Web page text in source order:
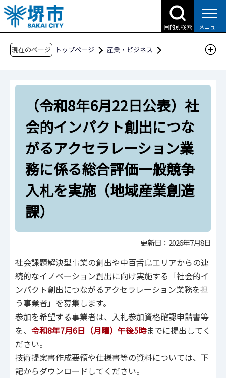
こ
の
ペ
目的別検索 メニュー
現在のページ トップページ
産業・ビジネス
社会課題解決型イノベーション創出事業
（令和8年6⽉22⽇公表）社会的インパクト創出
につながるアクセラレーション業務に係る総合
評価⼀般競争⼊札を実施（地域産業創造課）
（令和8年6⽉22⽇公表）社
会的インパクト創出につな
がるアクセラレーション業
務に係る総合評価⼀般競争
⼊札を実施（地域産業創造
課）
更新日：2026年7月8日
社会課題解決型事業の創出や中百⾆⿃エリアからの連
続的なイノベーション創出に向け実施する「社会的イ
ンパクト創出につながるアクセラレーション業務を担
う事業者」を募集します。
参加を希望する事業者は、⼊札参加資格確認申請書等
を、 令和8年7⽉6⽇（⽉曜）午後5時までに提出してく
ださい。
技術提案書作成要領や仕様書等の資料については、下
記からダウンロードしてください。